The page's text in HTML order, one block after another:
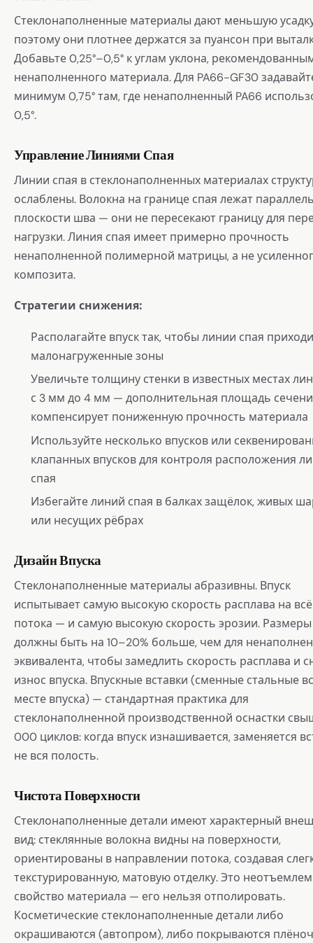
Стеклонаполненные материалы дают меньшую
поэтому они плотнее держатся за пуансон при
Добавьте 0,25°–0,5° к углам уклона,
ненаполненного материала. Для PA66-GF30
минимум 0,75° там, где ненаполненный PA66
0,5°.
Управление Линиями Спая
Линии спая в стеклонаполненных материалах
ослаблены. Волокна на границе спая лежат
плоскости шва — они не пересекают границу для
нагрузки. Линия спая имеет примерно прочность
ненаполненной полимерной матрицы, а не
композита.
Стратегии снижения:
Располагайте впуск так, чтобы линии спая
малонагруженные зоны
Увеличьте толщину стенки в известных местах
с 3 мм до 4 мм — дополнительная площадь
компенсирует пониженную прочность материала
Используйте несколько впусков или
клапанных впусков для контроля расположения
спая
Избегайте линий спая в балках защёлок, живых
или несущих рёбрах
Дизайн Впуска
Стеклонаполненные материалы абразивны. Впуск
испытывает самую высокую скорость расплава на
потока — и самую высокую скорость эрозии. Размеры
должны быть на 10–20% больше, чем для
эквивалента, чтобы замедлить скорость расплава и
износ впуска. Впускные вставки (сменные стальные
месте впуска) — стандартная практика для
стеклонаполненной производственной оснастки
000 циклов: когда впуск изнашивается, заменяется
не вся полость.
Чистота Поверхности
Стеклонаполненные детали имеют характерный
вид: стеклянные волокна видны на поверхности,
ориентированы в направлении потока, создавая
текстурированную, матовую отделку. Это
свойство материала — его нельзя отполировать.
Косметические стеклонаполненные детали либо
окрашиваются (автопром), либо покрываются